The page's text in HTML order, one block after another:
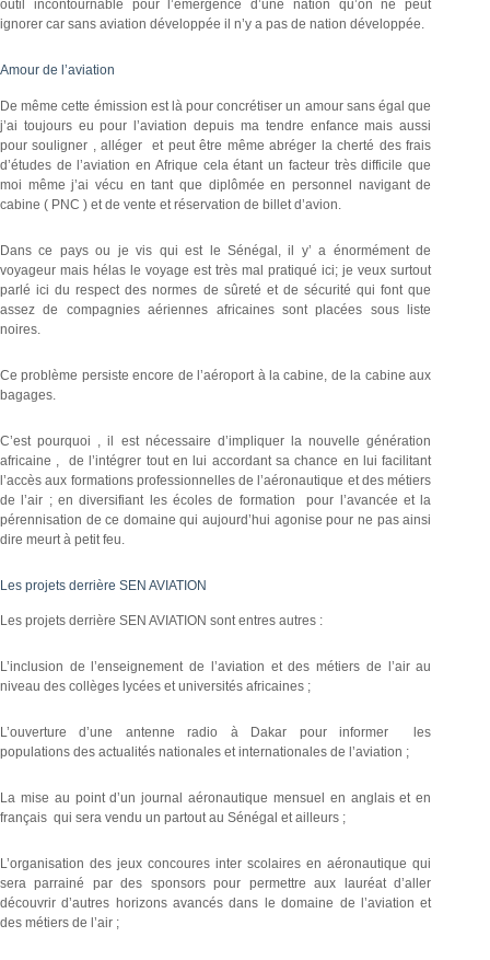
outil incontournable pour l’émergence d’une nation qu’on ne peut
ignorer car sans aviation développée il n’y a pas de nation développée.
Amour de l’aviation
De même cette émission est là pour concrétiser un amour sans égal que
j’ai toujours eu pour l’aviation depuis ma tendre enfance mais aussi
pour souligner , alléger et peut être même abréger la cherté des frais
d’études de l’aviation en Afrique cela étant un facteur très difficile que
moi même j’ai vécu en tant que diplômée en personnel navigant de
cabine ( PNC ) et de vente et réservation de billet d’avion.
Dans ce pays ou je vis qui est le Sénégal, il y’ a énormément de
voyageur mais hélas le voyage est très mal pratiqué ici; je veux surtout
parlé ici du respect des normes de sûreté et de sécurité qui font que
assez de compagnies aériennes africaines sont placées sous liste
noires.
Ce problème persiste encore de l’aéroport à la cabine, de la cabine aux
bagages.
C’est pourquoi , il est nécessaire d’impliquer la nouvelle génération
africaine , de l’intégrer tout en lui accordant sa chance en lui facilitant
l’accès aux formations professionnelles de l’aéronautique et des métiers
de l’air ; en diversifiant les écoles de formation pour l’avancée et la
pérennisation de ce domaine qui aujourd’hui agonise pour ne pas ainsi
dire meurt à petit feu.
Les projets derrière SEN AVIATION
Les projets derrière SEN AVIATION sont entres autres :
L’inclusion de l’enseignement de l’aviation et des métiers de l’air au
niveau des collèges lycées et universités africaines ;
L’ouverture d’une antenne radio à Dakar pour informer les
populations des actualités nationales et internationales de l’aviation ;
La mise au point d’un journal aéronautique mensuel en anglais et en
français qui sera vendu un partout au Sénégal et ailleurs ;
L’organisation des jeux concoures inter scolaires en aéronautique qui
sera parrainé par des sponsors pour permettre aux lauréat d’aller
découvrir d’autres horizons avancés dans le domaine de l’aviation et
des métiers de l’air ;